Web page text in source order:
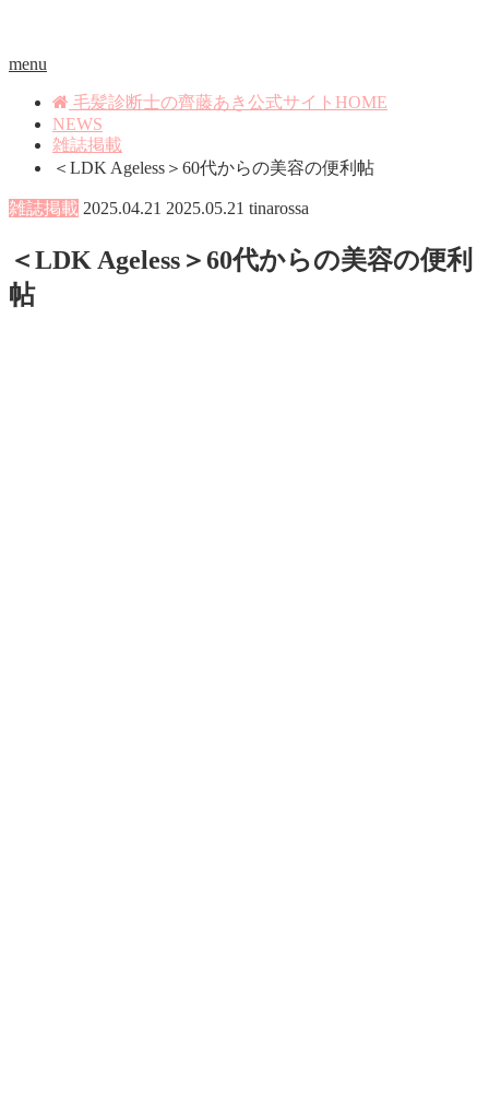
menu
毛髪診断士の齊藤あき公式サイトHOME
NEWS
雑誌掲載
＜LDK Ageless＞60代からの美容の便利帖
雑誌掲載 2025.04.21 2025.05.21 tinarossa
＜LDK Ageless＞60代からの美容の便利
帖